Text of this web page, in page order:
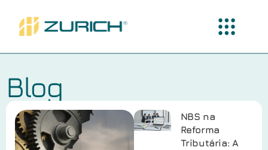
Blog
NBS na
Reforma
Tributária: A